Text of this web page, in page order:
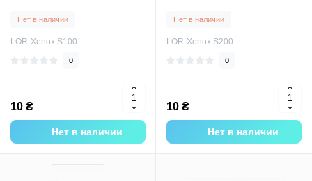
Нет в наличии
LOR-Xenox S100
0
10 ₴
Нет в наличии
Нет в наличии
LOR-Xenox S200
0
10 ₴
Нет в наличии